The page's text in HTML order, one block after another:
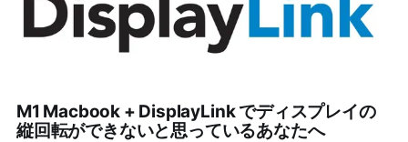
9月のアップデートでMacで3画面まで対応してので今回試
してみました。 2はディスプレイの大きさですね。より詳
細には1画面あたりの情報量を多くしたいです。Macbook
チ相当の画面の大きさ、情報量がほしいです。 3はIDEの
利用のためです。私は普段はモニタ2枚を縦に配置してエ
M1 Macbook + DisplayLink でディスプレイの
縦回転ができないと思っているあなたへ